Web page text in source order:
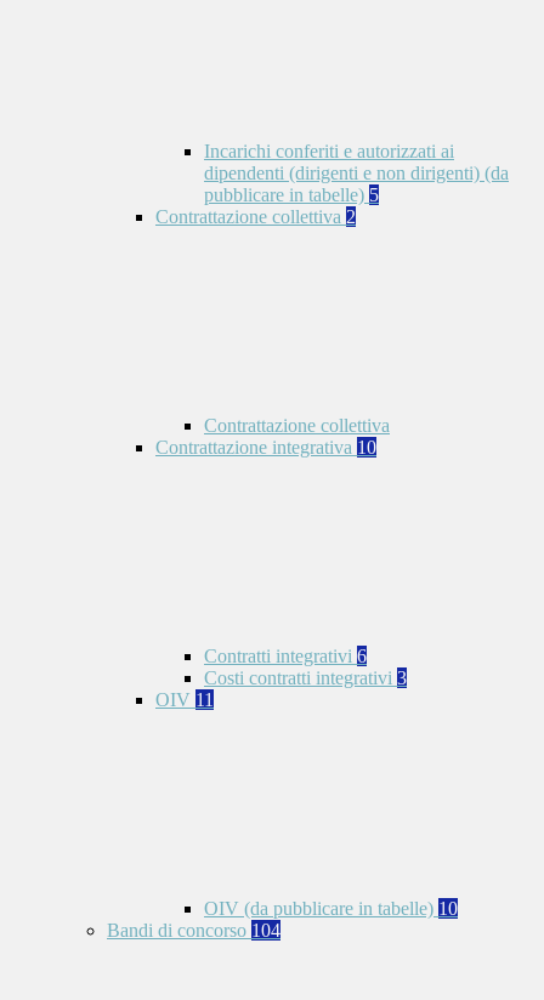
Incarichi conferiti e autorizzati ai
dipendenti (dirigenti e non dirigenti) (da
pubblicare in tabelle) 5
Contrattazione collettiva 2
Contrattazione collettiva
Contrattazione integrativa 10
Contratti integrativi 6
Costi contratti integrativi 3
OIV 11
OIV (da pubblicare in tabelle) 10
Bandi di concorso 104